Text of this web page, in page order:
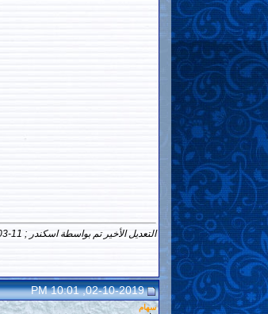
التعديل الأخير تم بواسطة اسكندر ; 11-03-2018 الساعة
02-10-2019, 10:01 PM
سهام